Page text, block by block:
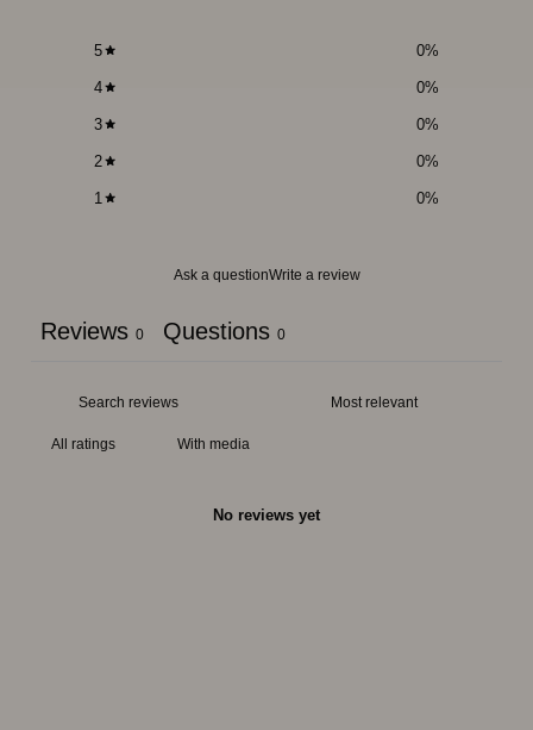
5 0%
4 0%
3 0%
2 0%
1 0%
Ask a questionWrite a review
Reviews 0 Questions 0
With media
No reviews yet